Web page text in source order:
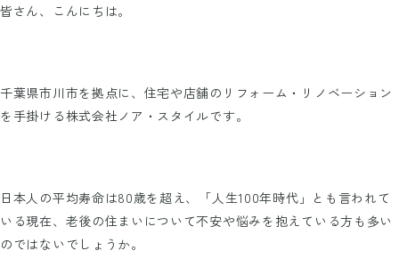
皆さん、こんにちは。
千葉県市川市を拠点に、住宅や店舗のリフォーム・リノベーション
を手掛ける株式会社ノア・スタイルです。
日本人の平均寿命は80歳を超え、「人生100年時代」とも言われて
いる現在、老後の住まいについて不安や悩みを抱えている方も多い
のではないでしょうか。